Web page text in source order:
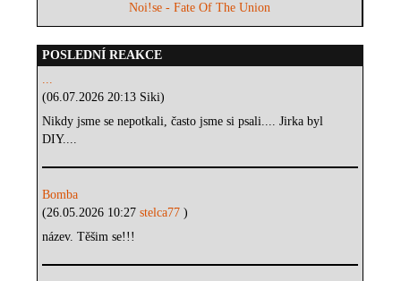
Noi!se - Fate Of The Union
POSLEDNÍ REAKCE
...
(06.07.2026 20:13 Siki)
Nikdy jsme se nepotkali, často jsme si psali.... Jirka byl
DIY....
Bomba
(26.05.2026 10:27stelca77)
název. Těšim se!!!